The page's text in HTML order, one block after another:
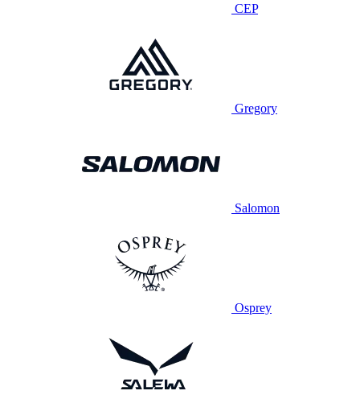
CEP
Gregory
Salomon
Osprey